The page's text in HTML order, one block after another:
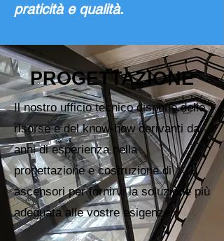
praticità e qualità.
PROGETTAZIONE
Il nostro ufficio tecnico dispone delle
risorse e del know-how derivanti da
anni di esperienza nella
progettazione e costruzione di
ascensori per fornirvi la soluzione più
adeguata alle vostre esigenze.